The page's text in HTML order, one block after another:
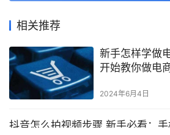
相关推荐
新手怎样学做
开始教你做电
2024年6月4日
抖音怎么拍视频步骤 新手必看：